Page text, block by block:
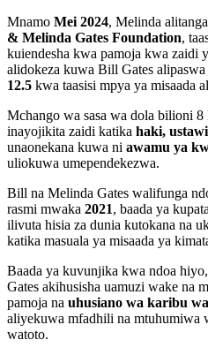
Mnamo Mei 2024, Melinda
& Melinda Gates Foundation,
kuiendesha kwa pamoja kwa zaidi
alidokeza kuwa Bill Gates
12.5 kwa taasisi mpya ya misaada
Mchango wa sasa wa dola bilioni 8
inayojikita zaidi katika haki,
unaonekana kuwa ni awamu ya
uliokuwa umependekezwa.
Bill na Melinda Gates walifunga
rasmi mwaka 2021, baada ya kupata
ilivuta hisia za dunia kutokana na
katika masuala ya misaada ya
Baada ya kuvunjika kwa ndoa
Gates akihusisha uamuzi wake na
pamoja na uhusiano wa karibu
aliyekuwa mfadhili na mtuhumiwa
watoto.